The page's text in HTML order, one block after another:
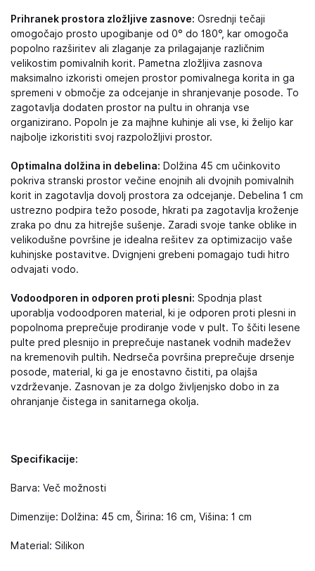
Prihranek prostora zložljive zasnove: Osrednji tečaji
omogočajo prosto upogibanje od 0° do 180°, kar omogoča
popolno razširitev ali zlaganje za prilagajanje različnim
velikostim pomivalnih korit. Pametna zložljiva zasnova
maksimalno izkoristi omejen prostor pomivalnega korita in ga
spremeni v območje za odcejanje in shranjevanje posode. To
zagotavlja dodaten prostor na pultu in ohranja vse
organizirano. Popoln je za majhne kuhinje ali vse, ki želijo kar
najbolje izkoristiti svoj razpoložljivi prostor.
Optimalna dolžina in debelina: Dolžina 45 cm učinkovito
pokriva stranski prostor večine enojnih ali dvojnih pomivalnih
korit in zagotavlja dovolj prostora za odcejanje. Debelina 1 cm
ustrezno podpira težo posode, hkrati pa zagotavlja kroženje
zraka po dnu za hitrejše sušenje. Zaradi svoje tanke oblike in
velikodušne površine je idealna rešitev za optimizacijo vaše
kuhinjske postavitve. Dvignjeni grebeni pomagajo tudi hitro
odvajati vodo.
Vodoodporen in odporen proti plesni: Spodnja plast
uporablja vodoodporen material, ki je odporen proti plesni in
popolnoma preprečuje prodiranje vode v pult. To ščiti lesene
pulte pred plesnijo in preprečuje nastanek vodnih madežev
na kremenovih pultih. Nedrseča površina preprečuje drsenje
posode, material, ki ga je enostavno čistiti, pa olajša
vzdrževanje. Zasnovan je za dolgo življenjsko dobo in za
ohranjanje čistega in sanitarnega okolja.
Specifikacije:
Barva: Več možnosti
Dimenzije: Dolžina: 45 cm, Širina: 16 cm, Višina: 1 cm
Material: Silikon